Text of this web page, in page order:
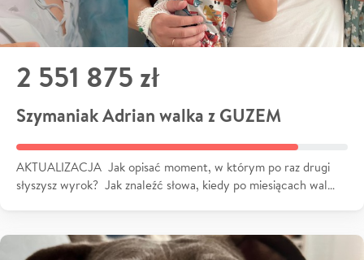
2 551 875 zł
Szymaniak Adrian walka z GUZEM
AKTUALIZACJA Jak opisać moment, w którym po raz drugi
słyszysz wyrok? Jak znaleźć słowa, kiedy po miesiącach wal…